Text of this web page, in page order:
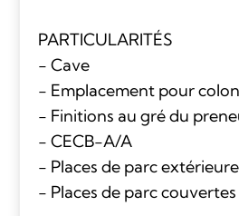
PARTICULARITÉS
- Cave
- Emplacement pour
- Finitions au gré du
- CECB-A/A
- Places de parc
- Places de parc